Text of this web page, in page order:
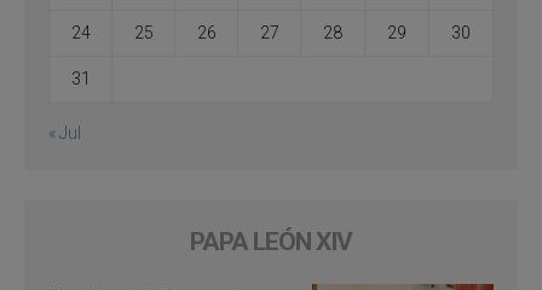
24 25 26 27 28 29 30
31
« Jul
PAPA LEÓN XIV